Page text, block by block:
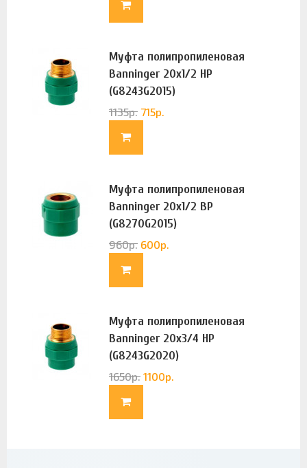
Муфта полипропиленовая
Banninger 20х1/2 НР
(G8243G2015)
1135р. 715р.
Муфта полипропиленовая
Banninger 20х1/2 ВР
(G8270G2015)
960р. 600р.
Муфта полипропиленовая
Banninger 20х3/4 НР
(G8243G2020)
1650р. 1100р.